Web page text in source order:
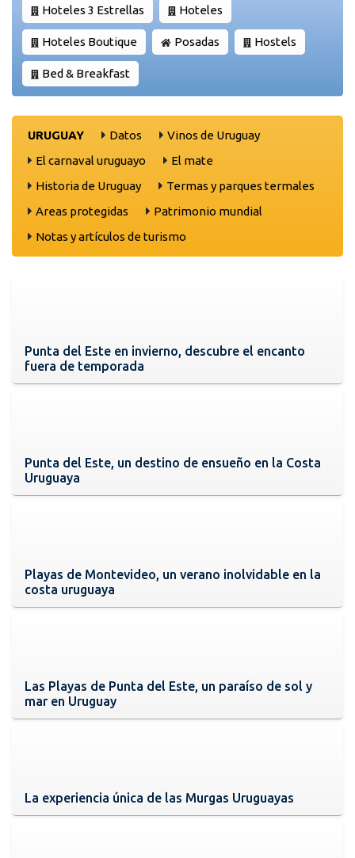
Hoteles 3 Estrellas Hoteles
Hoteles Boutique Posadas Hostels
Bed & Breakfast
URUGUAY Datos
Vinos de Uruguay
El carnaval uruguayo
El mate
Historia de Uruguay
Termas y parques termales
Areas protegidas
Patrimonio mundial
Notas y artículos de turismo
Punta del Este en invierno, descubre el encanto
fuera de temporada
Punta del Este, un destino de ensueño en la Costa
Uruguaya
Playas de Montevideo, un verano inolvidable en la
costa uruguaya
Las Playas de Punta del Este, un paraíso de sol y
mar en Uruguay
La experiencia única de las Murgas Uruguayas